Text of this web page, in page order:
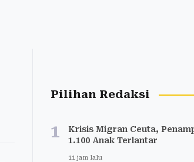
Pilihan Redaksi
1
Krisis Migran Ceuta,
1.100 Anak Terlantar
11 jam lalu